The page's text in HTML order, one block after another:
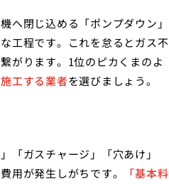
へ閉じ込める「ポンプダウン」
工程です。これを怠るとガス不
がります。1位のピカくまのよ
工する業者を選びましょう。
「ガスチャージ」「穴あけ」
用が発生しがちです。
「基本料